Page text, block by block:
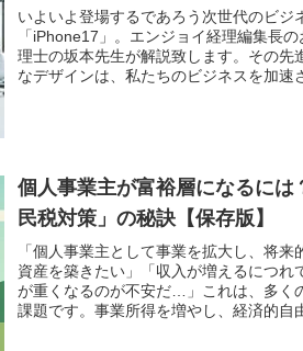
いよいよ登場するであろう次世代のビジ
「iPhone17」。エンジョイ経理編集長
理士の坂本先生が解説致します。その先
なデザインは、私たちのビジネスを加速
個人事業主が富裕層になるには
民税対策」の秘訣【保存版】
「個人事業主として事業を拡大し、将
資産を築きたい」「収入が増えるにつれ
が重くなるのが不安だ…」これは、多く
課題です。事業所得を増やし、経済的自